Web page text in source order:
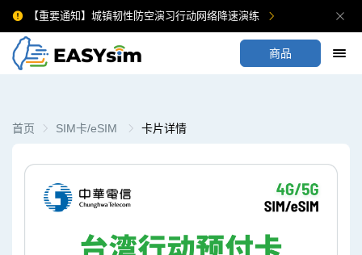
【重要通知】城镇韧性防空演习行动网络降速演练
商品
首页 SIM卡/eSIM 卡片详情